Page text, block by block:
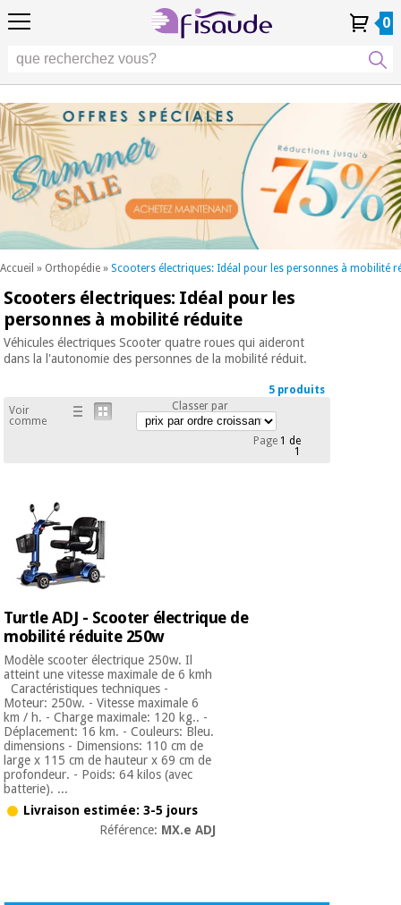
Compte
commandes
4,8 4,8
différentielles
Occasion
Fisaude
SUMMER
SALE
Nos
produits
Kinefis
Outlet
Tech
Fisaude
Physiothérapie
Podologie
Esthétique,
dermocosmétique
et médecine
esthétique
Bien-
qualité
de vie
et
du
corps
Dentisterie
équipement
médical
chinoise
Mobilier
clinique
thérapeutiques
Matériel de
protection
essentiel
pour les
coronavirus
Aérobic,
fitness
et
pilates
jeux
FR
DE
PT
0
Accueil » Orthopédie » Scooters électriques: Idéal pour les personnes à mobilité
Compte
commandes
4,8
différentielles
Occasion
Fisaude
SUMMER
SALE
Nos
produits
Offres
Outlet
Académie
Tech
Fisaude
Physiothérapie
Esthétique,
dermocosmétique
et médecine
esthétique
Bien-
être,
de vie
et
soins
du
médical
Médecine
traditionnelle
Mobilier
clinique
Armoires
thérapeutiques
Matériel de
protection
FR
DE
PT
Scooters électriques: Idéal pour les
personnes à mobilité réduite
Véhicules électriques Scooter quatre roues qui aideront
dans la l'autonomie des personnes de la mobilité réduit.
5 produits
Voir
comme
Classer par
Page1 de
1
Turtle ADJ - Scooter électrique de
mobilité réduite 250w
Modèle scooter électrique 250w. Il
atteint une vitesse maximale de 6 kmh
Caractéristiques techniques -
Moteur: 250w. - Vitesse maximale 6
km / h. - Charge maximale: 120 kg.. -
Déplacement: 16 km. - Couleurs: Bleu.
dimensions - Dimensions: 110 cm de
large x 115 cm de hauteur x 69 cm de
profondeur. - Poids: 64 kilos (avec
batterie). ...
Livraison estimée: 3-5 jours
Référence: MX.e ADJ